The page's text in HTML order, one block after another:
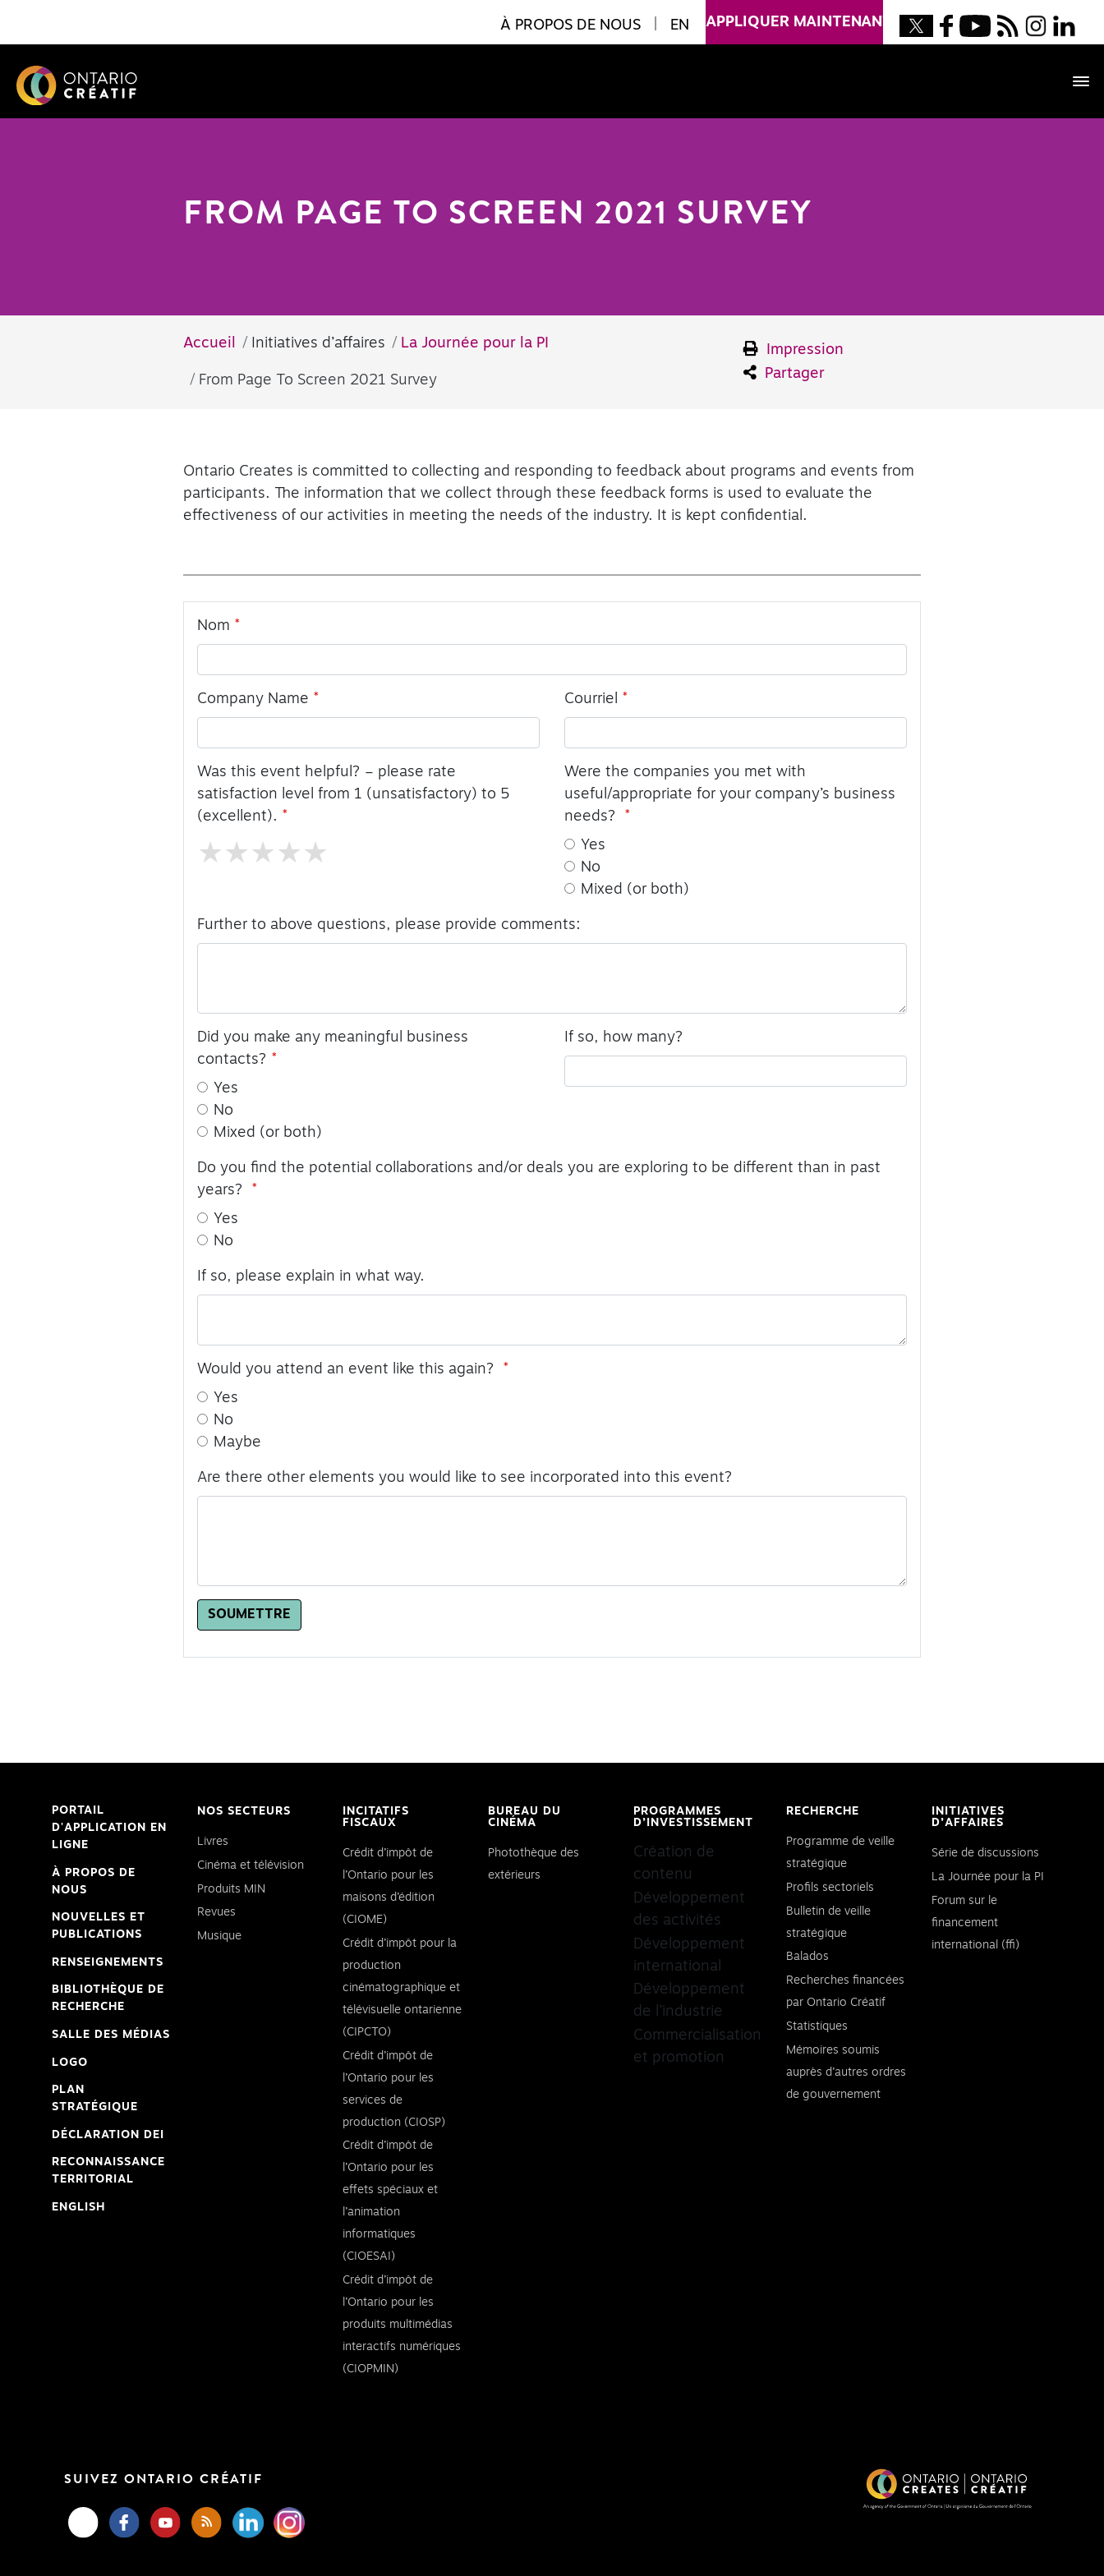
À PROPOS DE NOUS EN APPLIQUER MAINTENANT
FROM PAGE TO SCREEN 2021 SURVEY
Accueil Initiatives d’affaires La Journée pour la PI
From Page To Screen 2021 Survey
Impression
Partager
Ontario Creates is committed to collecting and responding to feedback about programs and events from
participants. The information that we collect through these feedback forms is used to evaluate the
effectiveness of our activities in meeting the needs of the industry. It is kept confidential.
Leave
this
field
blank
Nom
Company Name Courriel
Was this event helpful? – please rate
satisfaction level from 1 (unsatisfactory) to 5
(excellent).
Were the companies you met with
useful/appropriate for your company’s business
needs?
Yes
No
Mixed (or both)
Further to above questions, please provide comments:
Did you make any meaningful business
contacts?
Yes
No
Mixed (or both)
If so, how many?
Do you find the potential collaborations and/or deals you are exploring to be different than in past
years?
Yes
No
If so, please explain in what way.
Would you attend an event like this again?
Yes
No
Maybe
Are there other elements you would like to see incorporated into this event?
SOUMETTRE
PORTAIL
D'APPLICATION EN
LIGNE
À PROPOS DE
NOUS
NOUVELLES ET
PUBLICATIONS
RENSEIGNEMENTS
BIBLIOTHÈQUE DE
RECHERCHE
SALLE DES MÉDIAS
LOGO
PLAN
STRATÉGIQUE
DÉCLARATION DEI
RECONNAISSANCE
TERRITORIAL
ENGLISH
NOS SECTEURS
Livres
Cinéma et télévision
Produits MIN
Revues
Musique
INCITATIFS
FISCAUX
Crédit d’impôt de
l’Ontario pour les
maisons d’édition
(CIOME)
Crédit d’impôt pour la
production
cinématographique et
télévisuelle ontarienne
(CIPCTO)
Crédit d’impôt de
l’Ontario pour les
services de
production (CIOSP)
Crédit d’impôt de
l’Ontario pour les
effets spéciaux et
l’animation
informatiques
(CIOESAI)
Crédit d’impôt de
l’Ontario pour les
produits multimédias
interactifs numériques
(CIOPMIN)
BUREAU DU
CINÉMA
Photothèque des
extérieurs
PROGRAMMES
D’INVESTISSEMENT
Création de
contenu
Développement
des activités
Développement
international
Développement
de l’industrie
Commercialisation
et promotion
RECHERCHE
Programme de veille
stratégique
Profils sectoriels
Bulletin de veille
stratégique
Balados
Recherches financées
par Ontario Créatif
Statistiques
Mémoires soumis
auprès d’autres ordres
de gouvernement
INITIATIVES
D’AFFAIRES
Série de discussions
La Journée pour la PI
Forum sur le
financement
international (ffi)
SUIVEZ ONTARIO CRÉATIF